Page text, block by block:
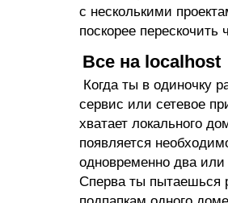
с несколькими
поскорее перескочить
Все на localhost
Когда ты в одиночку
сервис или сетевое
хватает локального
появляется
одновременно два
Сперва ты пытаешься